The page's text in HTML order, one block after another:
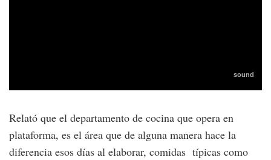
Relató que el departamento de cocina que opera en
plataforma, es el área que de alguna manera hace la
diferencia esos días al elaborar, comidas típicas como